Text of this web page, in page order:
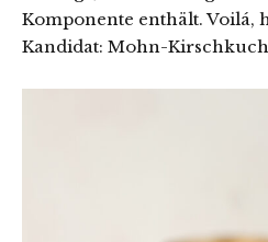
Komponente enthält. Voilá,
Kandidat: Mohn-